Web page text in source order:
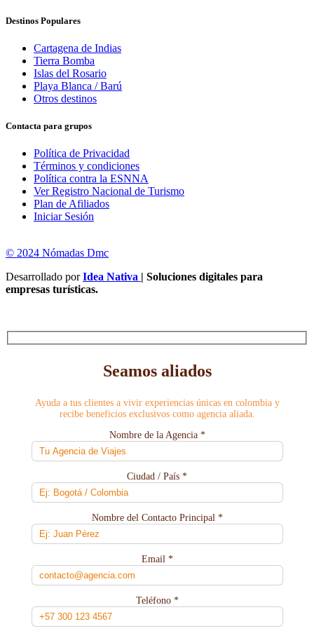
Destinos Populares
Cartagena de Indias
Tierra Bomba
Islas del Rosario
Playa Blanca / Barú
Otros destinos
Contacta para grupos
Política de Privacidad
Términos y condiciones
Política contra la ESNNA
Ver Registro Nacional de Turismo
Plan de Afiliados
Iniciar Sesión
© 2024 Nómadas Dmc
Desarrollado porIdea Nativa | Soluciones digitales para
empresas turísticas.
Seamos aliados
Ayuda a tus clientes a vivir experiencias únicas en colombia y
recibe beneficios exclusivos como agencia aliada.
Nombre de la Agencia *
Ciudad / País *
Nombre del Contacto Principal *
Email *
Teléfono *